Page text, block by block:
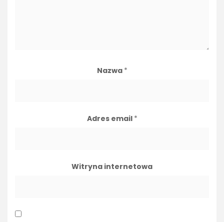
Nazwa *
Adres email *
Witryna internetowa